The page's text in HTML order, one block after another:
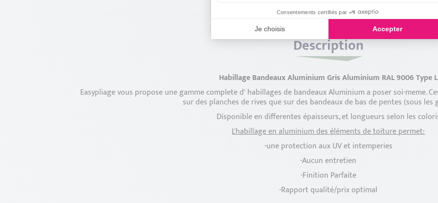
Description
Habillage Bandeaux Aluminium Gris Aluminium RAL 9006 Type L
Easypliage vous propose une gamme complete d' habillages de bandeaux Aluminium a poser soi-meme.
sur des planches de rives que sur des bandeaux de bas de pentes (sous les
Disponible en differentes épaisseurs, et longueurs selon les
L'habillage en aluminium des éléments de toiture permet:
-une protection aux UV et intemperies
-Aucun entretien
-Finition Parfaite
-Rapport qualité/prix optimal
Consentements certifiés par
Je choisis Accepter